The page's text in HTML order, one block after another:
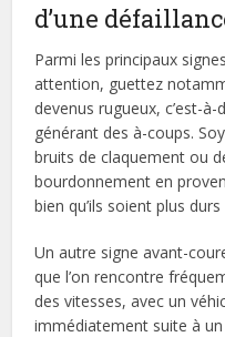
d’une
Parmi les principaux
attention, guettez
devenus rugueux, c’est-
générant des à-coups.
bruits de claquement ou
bourdonnement en
bien qu’ils soient plus
Un autre signe avant-
que l’on rencontre
des vitesses, avec un
immédiatement suite à